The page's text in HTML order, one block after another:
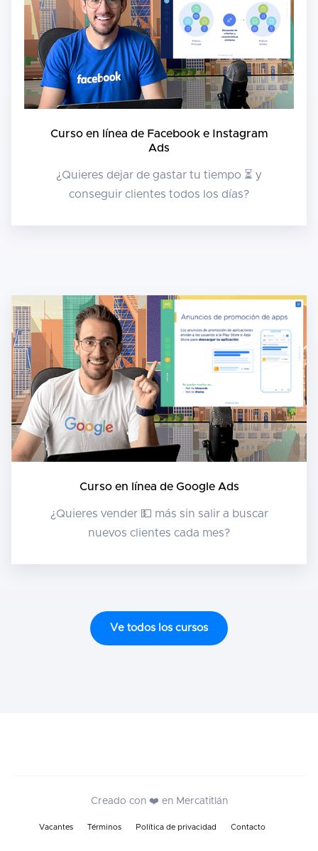
Curso en línea de Facebook e Instagram
Ads
¿Quieres dejar de gastar tu tiempo ⏳ y
conseguir clientes todos los días?
Curso en línea de Google Ads
¿Quieres vender 💵 más sin salir a buscar
nuevos clientes cada mes?
Ve todos los cursos
Creado con ❤️ en Mercatitlán
Vacantes Términos Política de privacidad Contacto